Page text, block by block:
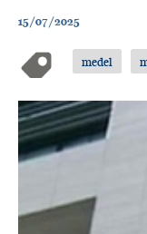
15/07/2025
medel